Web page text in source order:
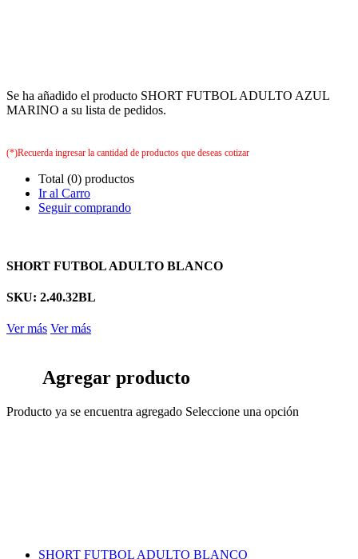
Se ha añadido el producto SHORT FUTBOL ADULTO AZUL
MARINO a su lista de pedidos.
(*)Recuerda ingresar la cantidad de productos que deseas cotizar
Total (0) productos
Ir al Carro
Seguir comprando
SHORT FUTBOL ADULTO BLANCO
SKU: 2.40.32BL
Ver más Ver más
Agregar producto
Producto ya se encuentra agregado Seleccione una opción
SHORT FUTBOL ADULTO BLANCO